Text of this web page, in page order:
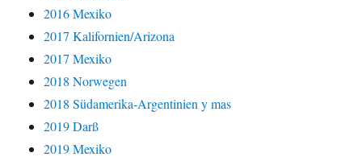
2016 Mexiko
2017 Kalifornien/Arizona
2017 Mexiko
2018 Norwegen
2018 Südamerika-Argentinien y mas
2019 Darß
2019 Mexiko